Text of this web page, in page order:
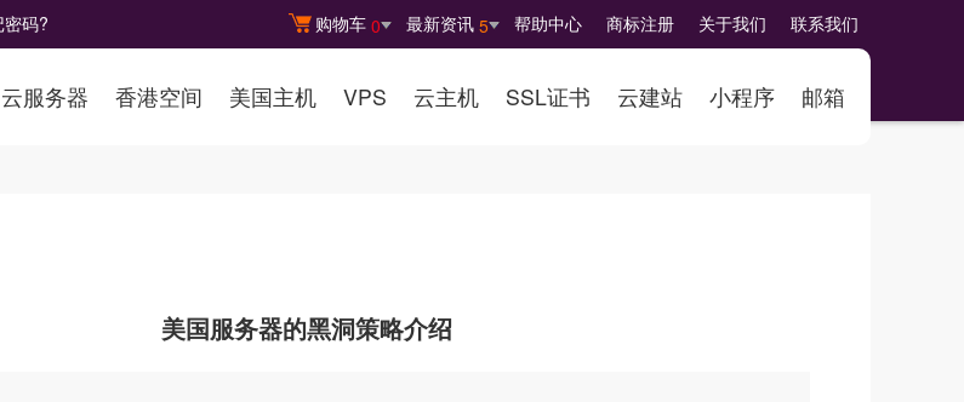
购物车 0 最新资讯 5 帮助中心 商标注册 关于我们 联系我们
码?
云服务器 香港空间 美国主机 VPS 云主机 SSL证书 云建站 小程序 邮箱
美国服务器的黑洞策略介绍